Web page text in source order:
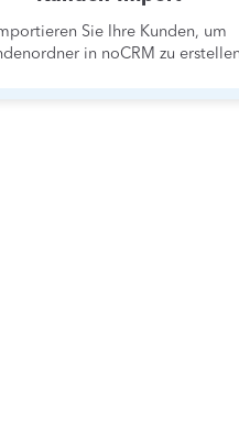
Sie Ihre Kunden, um
in noCRM zu erstellen